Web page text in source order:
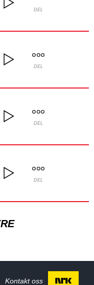
DEL
DEL
DEL
DEL
Kontakt oss